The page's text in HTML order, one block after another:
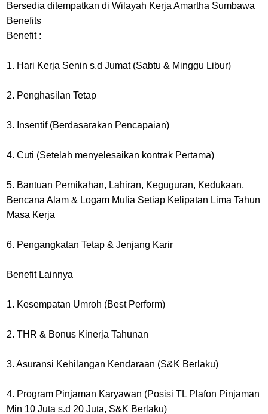
Bersedia ditempatkan di Wilayah Kerja Amartha Sumbawa
Benefits
Benefit :
1. Hari Kerja Senin s.d Jumat (Sabtu & Minggu Libur)
2. Penghasilan Tetap
3. Insentif (Berdasarakan Pencapaian)
4. Cuti (Setelah menyelesaikan kontrak Pertama)
5. Bantuan Pernikahan, Lahiran, Keguguran, Kedukaan,
Bencana Alam & Logam Mulia Setiap Kelipatan Lima Tahun
Masa Kerja
6. Pengangkatan Tetap & Jenjang Karir
Benefit Lainnya
1. Kesempatan Umroh (Best Perform)
2. THR & Bonus Kinerja Tahunan
3. Asuransi Kehilangan Kendaraan (S&K Berlaku)
4. Program Pinjaman Karyawan (Posisi TL Plafon Pinjaman
Min 10 Juta s.d 20 Juta, S&K Berlaku)